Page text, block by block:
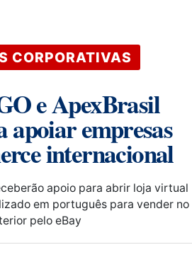
CORPORATIVAS
e ApexBrasil
apoiar empresas
internacional
apoio para abrir loja virtual
em português para vender no
pelo eBay